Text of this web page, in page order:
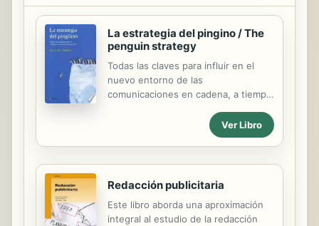
La estrategia del pingino / The
penguin strategy
Todas las claves para influir en el
nuevo entorno de las
comunicaciones en cadena, a tiempo
Ver Libro
Redacción publicitaria
Este libro aborda una aproximación
integral al estudio de la redacción